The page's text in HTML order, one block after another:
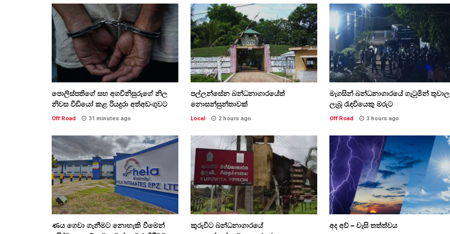
පොලිස්පතිගේ සහ අගවිනිසුරුගේ නිල
නිවස වීඩියෝ කළ රියදුරා අත්අඩංගුවට
Off Road 31 minutes ago
පල්ලන්සේන බන්ධනාගාරයේත්
නොසන්සුන්තාවක්
Local 2 hours ago
මැගසින් බන්ධනාගාරයේ ගැටුමින් තුවාල
ලැබූ රැඳවියෙකු මරුට
Off Road 3 hours ago
ණය ගෙවා ගැනීමට නොහැකි වීමෙන්
කුරුවිට බන්ධනාගාරයේ
අද අව් – වැසි තත්ත්වය